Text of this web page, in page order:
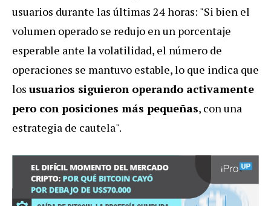
usuarios durante las últimas 24 horas: "Si bien el
volumen operado se redujo en un porcentaje
esperable ante la volatilidad, el número de
operaciones se mantuvo estable, lo que indica que
los usuarios siguieron operando activamente
pero con posiciones más pequeñas, con una
estrategia de cautela".